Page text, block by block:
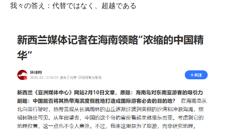
我々の答え：代替ではなく、超越である